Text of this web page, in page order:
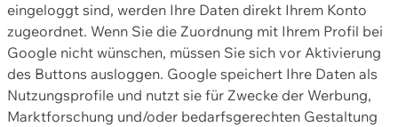
eingeloggt sind, werden Ihre Daten direkt Ihrem Konto
zugeordnet. Wenn Sie die Zuordnung mit Ihrem Profil bei
Google nicht wünschen, müssen Sie sich vor Aktivierung
des Buttons ausloggen. Google speichert Ihre Daten als
Nutzungsprofile und nutzt sie für Zwecke der Werbung,
Marktforschung und/oder bedarfsgerechten Gestaltung